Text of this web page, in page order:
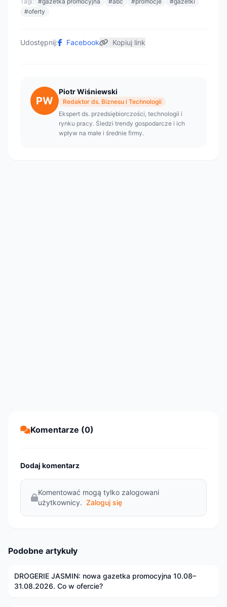
#oferty
Udostępnij: Facebook Kopiuj link
PW
Piotr Wiśniewski
Redaktor ds. Biznesu i Technologii
Ekspert ds. przedsiębiorczości, technologii i
rynku pracy. Śledzi trendy gospodarcze i ich
wpływ na małe i średnie firmy.
Komentarze (0)
Dodaj komentarz
Komentować mogą tylko zalogowani
użytkownicy. Zaloguj się
Podobne artykuły
DROGERIE JASMIN: nowa gazetka promocyjna 10.08–
31.08.2026. Co w ofercie?